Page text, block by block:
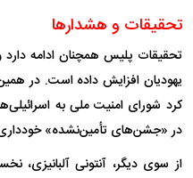
تحقیقات و هشدار‌ها
تحقیقات پلیس همچنان ادامه
یهودیان افزایش داده است. در
کرد شورای امنیت ملی به
در «جشن‌های تأمین‌نشده»
از سوی دیگر، آنتونی آلبانیزی،